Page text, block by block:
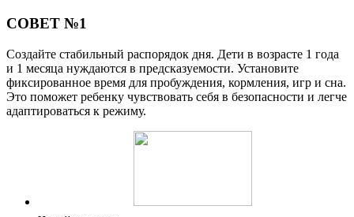
СОВЕТ №1
Создайте стабильный распорядок дня. Дети в возрасте 1 года
и 1 месяца нуждаются в предсказуемости. Установите
фиксированное время для пробуждения, кормления, игр и сна.
Это поможет ребенку чувствовать себя в безопасности и легче
адаптироваться к режиму.